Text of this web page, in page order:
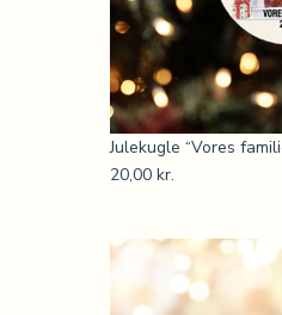
Julekugle “Vores
20,00 kr.